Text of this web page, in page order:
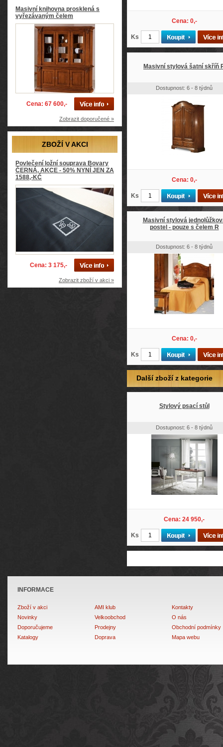
Masivní knihovna prosklená s
vyřezávaným čelem
Cena: 67 600,-
Zobrazit doporučené »
ZBOŽÍ V AKCI
Povlečení ložní souprava Bovary
ČERNÁ, AKCE - 50% NYNÍ JEN ZA
1588,-KČ
Cena: 3 175,-
Zobrazit zboží v akci »
Cena: 0,-
Ks
Masivní stylová šatní skříň
Dostupnost: 6 - 8 týdnů
Cena: 0,-
Ks
Masivní stylová
postel - pouze s čelem R
Dostupnost: 6 - 8 týdnů
Cena: 0,-
Ks
Další zboží z kategorie
Stylový psací stůl
Dostupnost: 6 - 8 týdnů
Cena: 24 950,-
Ks
INFORMACE
Zboží v akci
Novinky
Doporučujeme
Katalogy
AMI klub
Velkoobchod
Prodejny
Doprava
Kontakty
O nás
Obchodní podmínky
Mapa webu